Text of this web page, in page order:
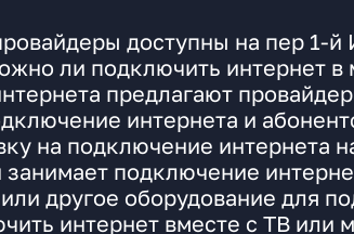
доступны на пер 1-
ли подключить интернет
предлагают
интернета и
на подключение интернета
подключение
другое оборудование для
интернет вместе с ТВ или